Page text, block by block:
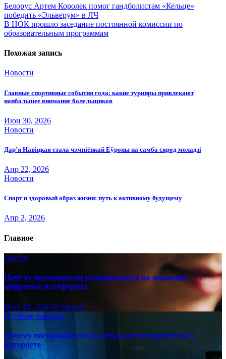
Навигация
по
записям
Белорус Артем Королек помог гандболистам «Кельце»
победить «Эльверум» в ЛЧ
В НОК прошло заседание постоянной комиссии по
образовательным программам
Похожая запись
Новости
Главные спортивные события года: какие турниры привлекают
наибольшее внимание болельщиков
Июн 30, 2026
Новости
Дар’я Навіцкая стала чэмпіёнкай Еўропы па самба сярод моладзі
Апр 22, 2026
Новости
Спорт и здоровый образ жизни: путь к активному будущему
Апр 2, 2026
Главное
Другое
Почему пользователи возвращаются на знакомые
цифровые платформы
Июл 18, 2026 Редакция
Путёвые заметки
Почему ностальгия стала сильным инструментом в
интернете